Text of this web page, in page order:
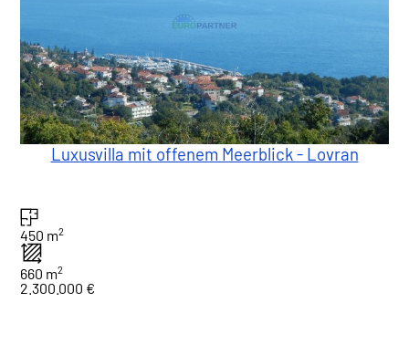
Luxusvilla mit offenem Meerblick - Lovran
450 m2
660 m2
2.300.000 €